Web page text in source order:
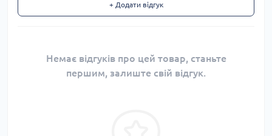
+ Додати відгук
Немає відгуків про цей товар, станьте
першим, залиште свій відгук.